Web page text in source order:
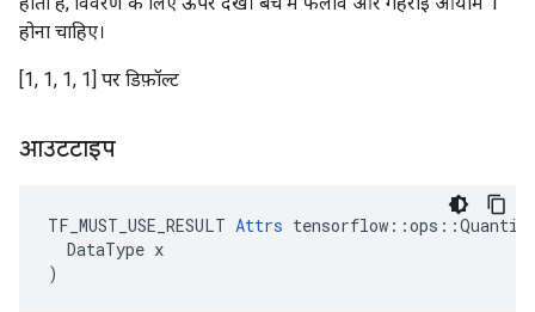
होना चाहिए।
[1, 1, 1, 1] पर डिफ़ॉल्ट
आउटटाइप
TF_MUST_USE_RESULT Attrs
  DataType x
)